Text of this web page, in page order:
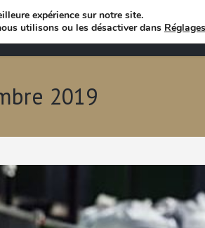
Annuaire VTC
2019
expérience sur notre site.
utilisons ou les désactiver dans Réglages